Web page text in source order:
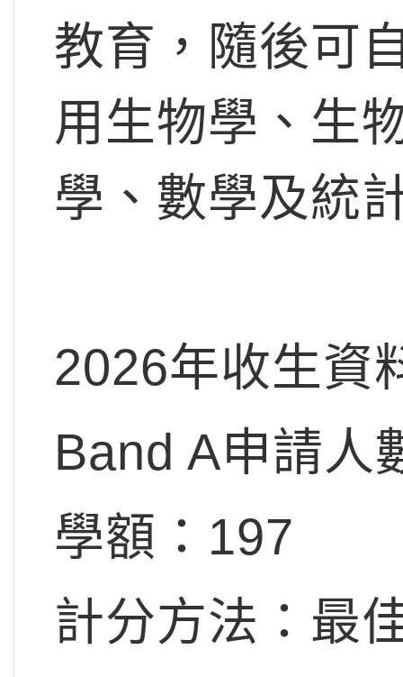
教育，隨後可
用生物學、生
學、數學及統
2026年收生資
Band A申請人
學額：197
計分方法：最